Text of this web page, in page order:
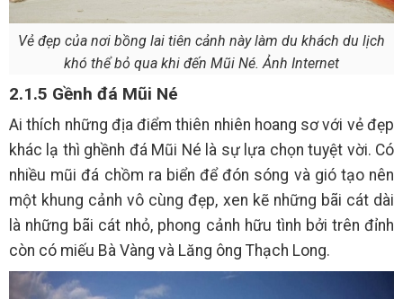
Vẻ đẹp của nơi bồng lai tiên cảnh này làm du khách du lịch
khó thể bỏ qua khi đến Mũi Né. Ảnh Internet
2.1.5 Gềnh đá Mũi Né
Ai thích những địa điểm thiên nhiên hoang sơ với vẻ đẹp
khác lạ thì ghềnh đá Mũi Né là sự lựa chọn tuyệt vời. Có
nhiều mũi đá chồm ra biển để đón sóng và gió tạo nên
một khung cảnh vô cùng đẹp, xen kẽ những bãi cát dài
là những bãi cát nhỏ, phong cảnh hữu tình bởi trên đỉnh
còn có miếu Bà Vàng và Lăng ông Thạch Long.